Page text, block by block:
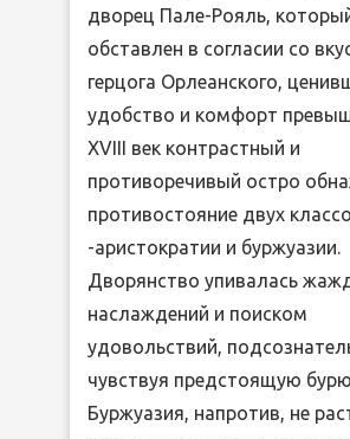
дворец Пале-Рояль,
обставлен в согласии со
герцога Орлеанского,
удобство и комфорт
XVIII век контрастный и
противоречивый остро
противостояние двух
-аристократии и буржуазии.
Дворянство упивалась
наслаждений и поиском
удовольствий,
чувствуя предстоящую
Буржуазия, напротив, не